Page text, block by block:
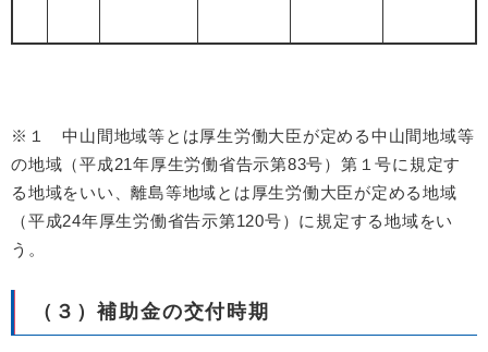
※１ 中山間地域等とは厚生労働大臣が定める中山間地域等
の地域（平成21年厚生労働省告示第83号）第１号に規定す
る地域をいい、離島等地域とは厚生労働大臣が定める地域
（平成24年厚生労働省告示第120号）に規定する地域をい
う。
（３）補助金の交付時期